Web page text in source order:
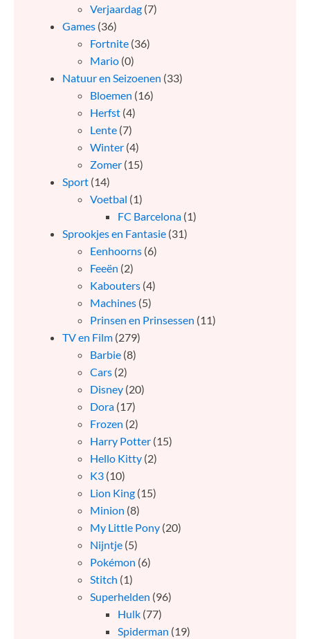
Verjaardag (7)
Games (36)
Fortnite (36)
Mario (0)
Natuur en Seizoenen (33)
Bloemen (16)
Herfst (4)
Lente (7)
Winter (4)
Zomer (15)
Sport (14)
Voetbal (1)
FC Barcelona (1)
Sprookjes en Fantasie (31)
Eenhoorns (6)
Feeën (2)
Kabouters (4)
Machines (5)
Prinsen en Prinsessen (11)
TV en Film (279)
Barbie (8)
Cars (2)
Disney (20)
Dora (17)
Frozen (2)
Harry Potter (15)
Hello Kitty (2)
K3 (10)
Lion King (15)
Minion (8)
My Little Pony (20)
Nijntje (5)
Pokémon (6)
Stitch (1)
Superhelden (96)
Hulk (77)
Spiderman (19)